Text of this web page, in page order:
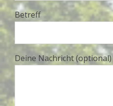
Betreff
Deine Nachricht (optional)